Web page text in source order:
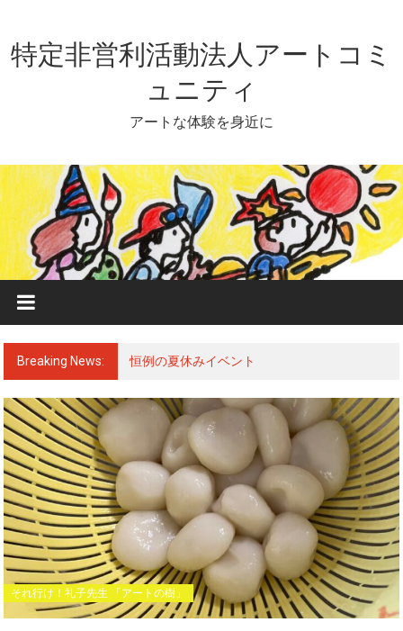
content
特定非営利活動法人アートコミ
ュニティ
アートな体験を身近に
Breaking News: 恒例の夏休みイベント
それ行け！礼子先生 「アートの樹」